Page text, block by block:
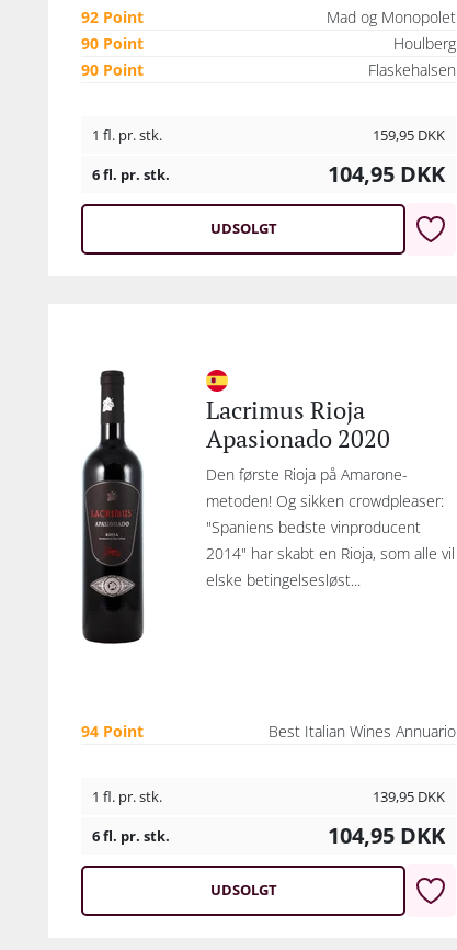
92 Point
Mad og Monopolet
90 Point
Houlberg
90 Point
Flaskehalsen
1 fl. pr. stk. 159,95 DKK
6 fl. pr. stk.
104,95 DKK
UDSOLGT
Lacrimus Rioja
Apasionado 2020
Den første Rioja på Amarone-
metoden! Og sikken crowdpleaser:
"Spaniens bedste vinproducent
2014" har skabt en Rioja, som alle vil
elske betingelsesløst...
94 Point Best Italian Wines Annuario
1 fl. pr. stk. 139,95 DKK
6 fl. pr. stk.
104,95 DKK
UDSOLGT